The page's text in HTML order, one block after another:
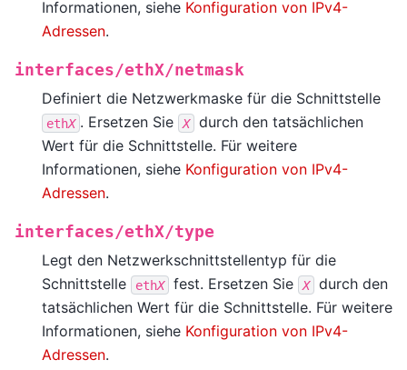
Informationen, siehe Konfiguration von IPv4-
Adressen.
interfaces/ethX/netmask
Definiert die Netzwerkmaske für die Schnittstelle
ethX . Ersetzen Sie X
durch den tatsächlichen
Wert für die Schnittstelle. Für weitere
Informationen, siehe Konfiguration von IPv4-
Adressen.
interfaces/ethX/type
Legt den Netzwerkschnittstellentyp für die
Schnittstelle
ethX fest. Ersetzen Sie X
durch den
tatsächlichen Wert für die Schnittstelle. Für weitere
Informationen, siehe Konfiguration von IPv4-
Adressen.